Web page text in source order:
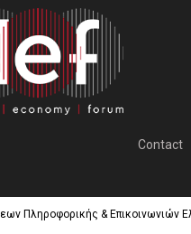
Contact
Πληροφορικής & Επικοινωνιών